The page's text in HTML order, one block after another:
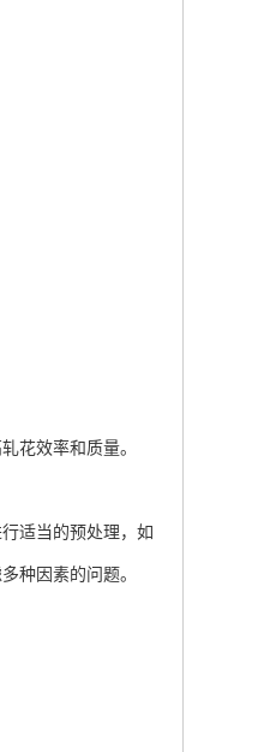
花效率和质量。
适当的预处理，如
种因素的问题。